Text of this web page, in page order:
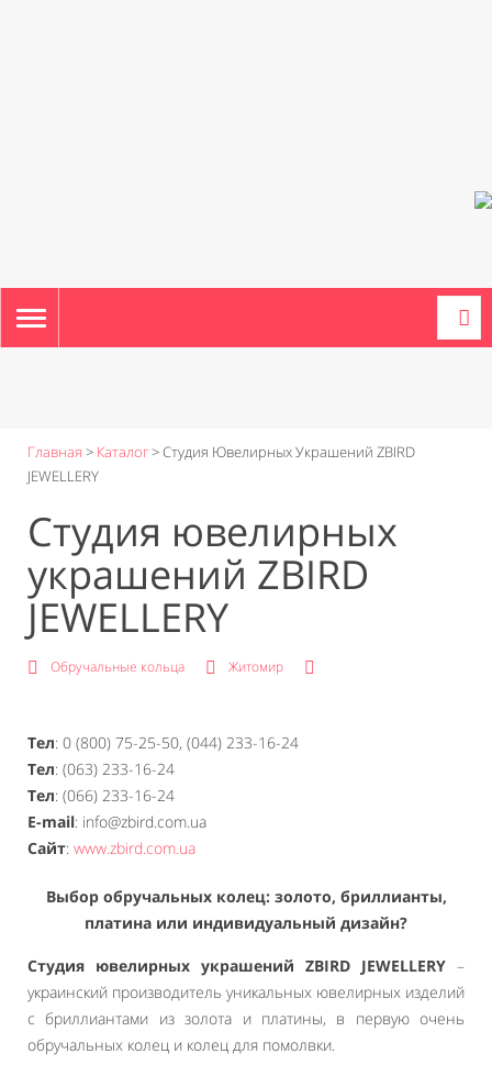
TOGGLE
NAVIGATION
Главная > Каталог>Студия Ювелирных Украшений ZBIRD
JEWELLERY
Студия ювелирных
украшений ZBIRD
JEWELLERY
Обручальные кольца Житомир
Тел: 0 (800) 75-25-50, (044) 233-16-24
Тел: (063) 233-16-24
Тел: (066) 233-16-24
E-mail: info@zbird.com.ua
Сайт: www.zbird.com.ua
Выбор обручальных колец: золото, бриллианты,
платина или индивидуальный дизайн?
Студия ювелирных украшений ZBIRD JEWELLERY –
украинский производитель уникальных ювелирных изделий
с бриллиантами из золота и платины, в первую очень
обручальных колец и колец для помолвки.